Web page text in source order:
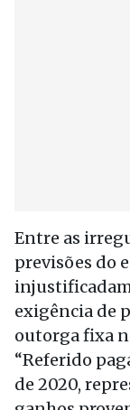
Entre as
previsões do
exigência de
outorga fixa
“Referido
de 2020,